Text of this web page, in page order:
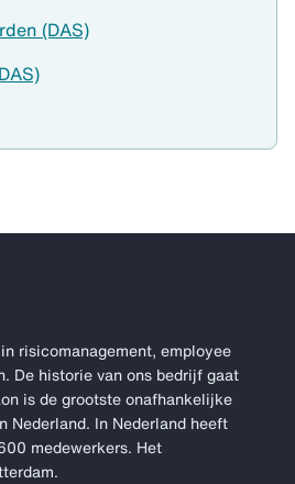
(DAS)
risicomanagement, employee
De historie van ons bedrijf gaat
is de grootste onafhankelijke
Nederland. In Nederland heeft
medewerkers. Het